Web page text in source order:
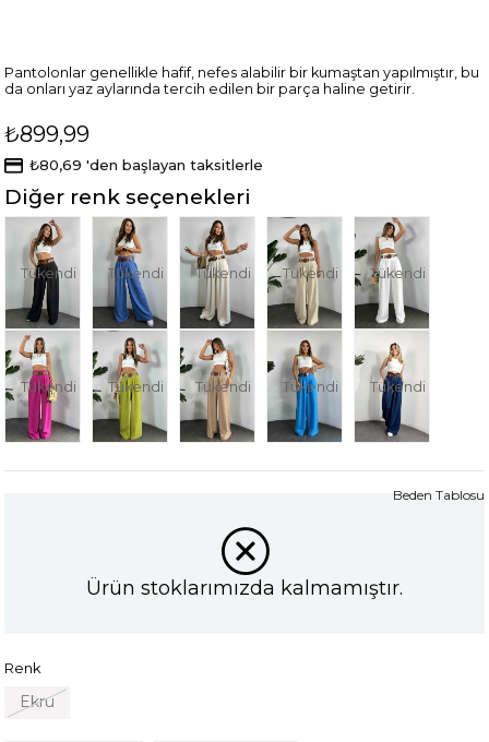
Pantolonlar genellikle hafif, nefes alabilir bir kumaştan yapılmıştır, bu
da onları yaz aylarında tercih edilen bir parça haline getirir.
₺899,99
₺80,69 'den başlayan taksitlerle
Diğer renk seçenekleri
Tükendi Tükendi Tükendi Tükendi Tükendi
Tükendi Tükendi Tükendi Tükendi Tükendi
Ürün stoklarımızda kalmamıştır.
Renk
Ekru
Beden Tablosu